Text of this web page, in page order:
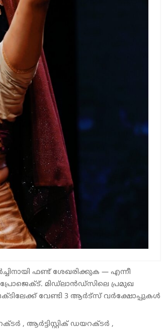
ഫണ്ട്‌ ശേഖരിക്കുക — എന്നീ
പ്രോജെക്ട്. മിഡ്‌ലാൻഡ്‌സിലെ പ്രമുഖ
വേണ്ടി 3 ആർട്സ് വർക്ഷോപ്പുകൾ
, ആർട്ടിസ്റ്റിക് ഡയറക്ടർ ,